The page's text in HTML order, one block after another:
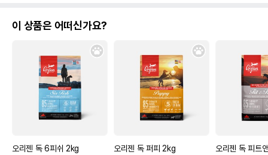
이 상품은 어떠신가요?
오리젠 독 6피쉬 2kg 오리젠 독 퍼피 2kg 오리젠 독 피트